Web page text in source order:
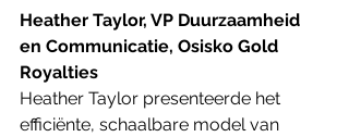
Heather Taylor, VP Duurzaamheid
en Communicatie, Osisko Gold
Royalties
Heather Taylor presenteerde het
efficiënte, schaalbare model van